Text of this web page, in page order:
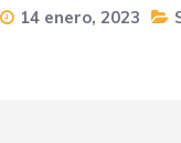
14 enero, 2023